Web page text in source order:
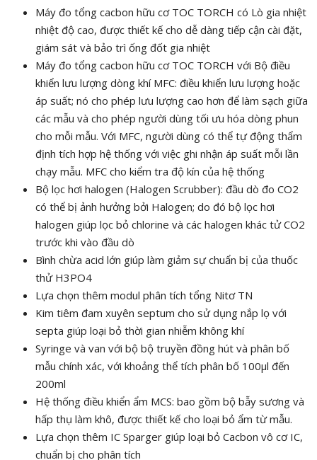
Máy đo tổng cacbon hữu cơ TOC TORCH có Lò gia nhiệt
nhiệt độ cao, được thiết kế cho dễ dàng tiếp cận cài đặt,
giám sát và bảo trì ống đốt gia nhiệt
Máy đo tổng cacbon hữu cơ TOC TORCH với Bộ điều
khiển lưu lượng dòng khí MFC: điều khiển lưu lượng hoặc
áp suất; nó cho phép lưu lượng cao hơn để làm sạch giữa
các mẫu và cho phép người dùng tối ưu hóa dòng phun
cho mỗi mẫu. Với MFC, người dùng có thể tự động thẩm
định tích hợp hệ thống với việc ghi nhận áp suất mỗi lần
chạy mẫu. MFC cho kiểm tra độ kín của hệ thống
Bộ lọc hơi halogen (Halogen Scrubber): đầu dò đo CO2
có thể bị ảnh hưởng bởi Halogen; do đó bộ lọc hơi
halogen giúp lọc bỏ chlorine và các halogen khác tử CO2
trước khi vào đầu dò
Bình chừa acid lớn giúp làm giảm sự chuẩn bị của thuốc
thử H3PO4
Lựa chọn thêm modul phân tích tổng Nitơ TN
Kim tiêm đam xuyên septum cho sử dụng nắp lọ với
septa giúp loại bỏ thời gian nhiễm không khí
Syringe và van với bộ bộ truyền đồng hút và phân bố
mẫu chính xác, với khoảng thể tích phân bố 100µl đến
200ml
Hệ thống điều khiển ẩm MCS: bao gồm bộ bẫy sương và
hấp thụ làm khô, được thiết kế cho loại bỏ ẩm từ mẫu.
Lựa chọn thêm IC Sparger giúp loại bỏ Cacbon vô cơ IC,
chuẩn bị cho phân tích